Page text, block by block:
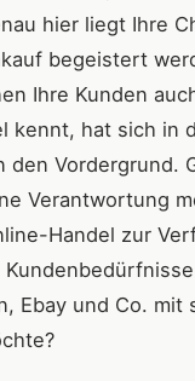
hier liegt Ihre
begeistert
Ihre Kunden
kennt, hat sich in
Vordergrund.
Verantwortung
Handel zur
Ebay und Co.